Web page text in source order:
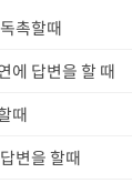
촉할때
에 답변을 할 때
때
변을 할때